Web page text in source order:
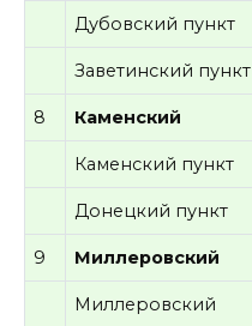
Дубовский пункт
Заветинский пункт
8 Каменский
Каменский пункт
Донецкий пункт
9 Миллеровский
Миллеровский